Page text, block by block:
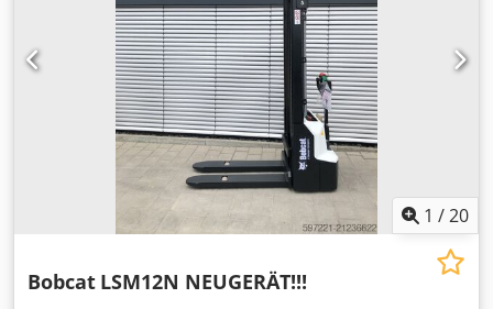
1 /20
Bobcat LSM12N NEUGERÄT!!!